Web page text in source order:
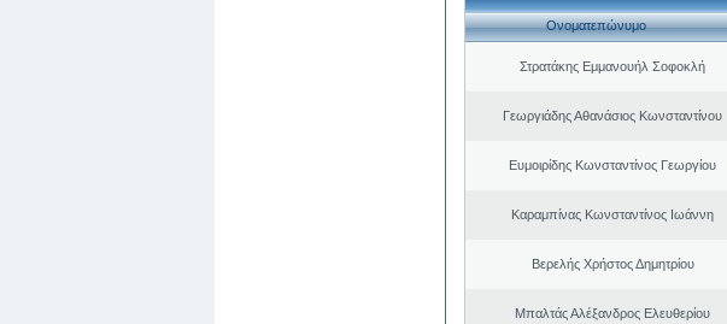
Ονοματεπώνυμο
Στρατάκης Εμμανουήλ Σοφοκλή
Γεωργιάδης Αθανάσιος Κωνσταντίνου
Ευμοιρίδης Κωνσταντίνος Γεωργίου
Καραμπίνας Κωνσταντίνος Ιωάννη
Βερελής Χρήστος Δημητρίου
Μπαλτάς Αλέξανδρος Ελευθερίου